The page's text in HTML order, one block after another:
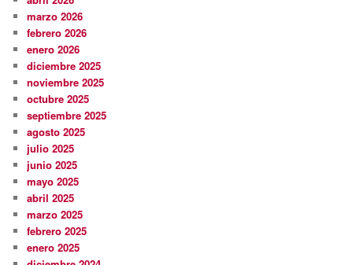
marzo 2026
febrero 2026
enero 2026
diciembre 2025
noviembre 2025
octubre 2025
septiembre 2025
agosto 2025
julio 2025
junio 2025
mayo 2025
abril 2025
marzo 2025
febrero 2025
enero 2025